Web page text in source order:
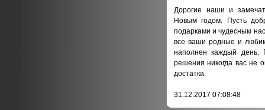
Дорогие наши и
Новым годом. Пусть
подарками и чудесным
все ваши родные и
наполнен каждый день.
решения никогда вас не
достатка.
31.12.2017 07:08:48